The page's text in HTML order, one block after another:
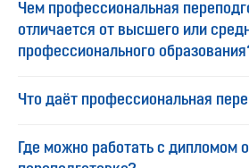
Чем профессиональная
отличается от высшего или
профессионального
Что даёт профессиональная
Где можно работать с дипломом о